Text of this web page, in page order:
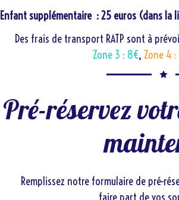
Enfant supplémentaire : 25 euros (dans la
Des frais de transport RATP sont à
Zone 3 : 8€, Zone 4 :
Pré-réservez
Remplissez notre formulaire de pré-
faire part de vos